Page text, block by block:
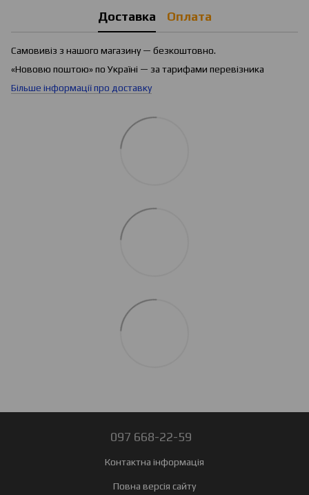
Доставка Оплата
Самовивіз з нашого магазину — безкоштовно.
«Нововю поштою» по Україні — за тарифами перевізника
Більше інформації про доставку
097 668-22-59
Контактна інформація
Повна версія сайту